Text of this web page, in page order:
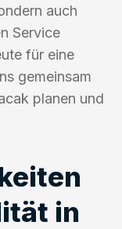
auch
Service
für eine
gemeinsam
planen und
in